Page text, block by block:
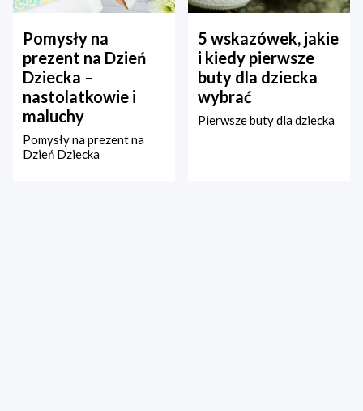
Pomysły na
prezent na Dzień
Dziecka –
nastolatkowie i
maluchy
Pomysły na prezent na
Dzień Dziecka
5 wskazówek, jakie
i kiedy pierwsze
buty dla dziecka
wybrać
Pierwsze buty dla dziecka